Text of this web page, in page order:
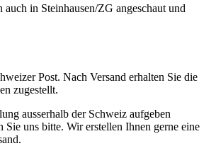
in Steinhausen/ZG angeschaut und
Post. Nach Versand erhalten Sie die
zugestellt.
ausserhalb der Schweiz aufgeben
Sie uns bitte. Wir erstellen Ihnen gerne eine